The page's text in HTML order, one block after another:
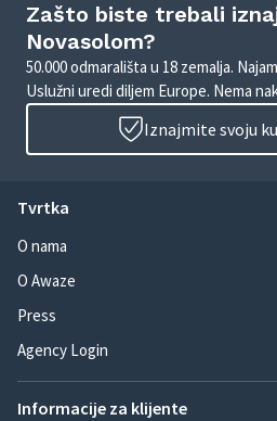
Zašto biste trebali
Novasolom?
50.000 odmarališta u 18 zemalja.
Uslužni uredi diljem Europe. Nema
Iznajmite svoju
Tvrtka
O nama
O Awaze
Press
Agency Login
Informacije za klijente